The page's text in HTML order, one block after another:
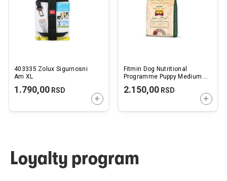
403335 Zolux Sigurnosni
Am XL
1.790,00 RSD
DODAJTE U KORPU
Fitmin Dog Nutritional
Programme Puppy Medium /
Govedinom 2,5kg
2.150,00RSD
Loyalty program